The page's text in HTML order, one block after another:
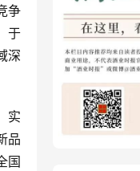
争
于
深
实
品
国